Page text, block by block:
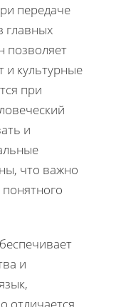
передаче
главных
позволяет
и культурные
при
и
что важно
и
отличается